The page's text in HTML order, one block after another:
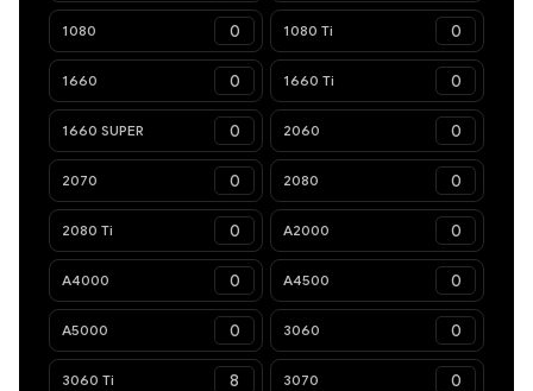
1080 1080 Ti
1660 1660 Ti
1660 SUPER 2060
2070 2080
2080 Ti A2000
A4000 A4500
A5000 3060
3060 Ti 3070